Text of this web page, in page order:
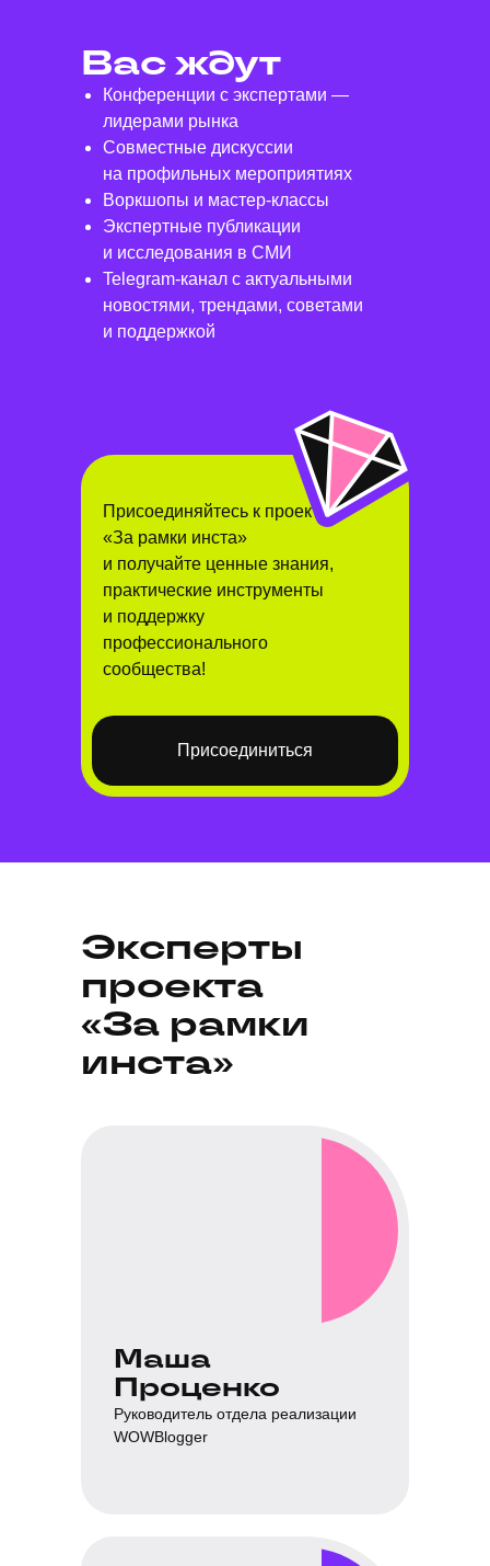
Вас ждут
Конференции с экспертами —
лидерами рынка
Совместные дискуссии
на профильных мероприятиях
Воркшопы и мастер-классы
Экспертные публикации
и исследования в СМИ
Telegram-канал с актуальными
новостями, трендами, советами
и поддержкой
Присоединяйтесь к проекту
«За рамки инста»
и получайте ценные знания,
практические инструменты
и поддержку
профессионального
сообщества!
Присоединиться
Маша
Проценко
Руководитель отдела реализации
WOWBlogger
Эксперты
проекта
«За рамки
инста»